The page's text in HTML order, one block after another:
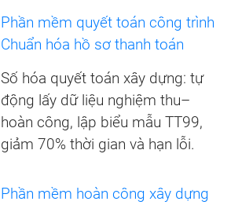
Phần mềm quyết toán công trình
Chuẩn hóa hồ sơ thanh toán
Số hóa quyết toán xây dựng: tự
động lấy dữ liệu nghiệm thu–
hoàn công, lập biểu mẫu TT99,
giảm 70% thời gian và hạn lỗi.
Phần mềm hoàn công xây dựng